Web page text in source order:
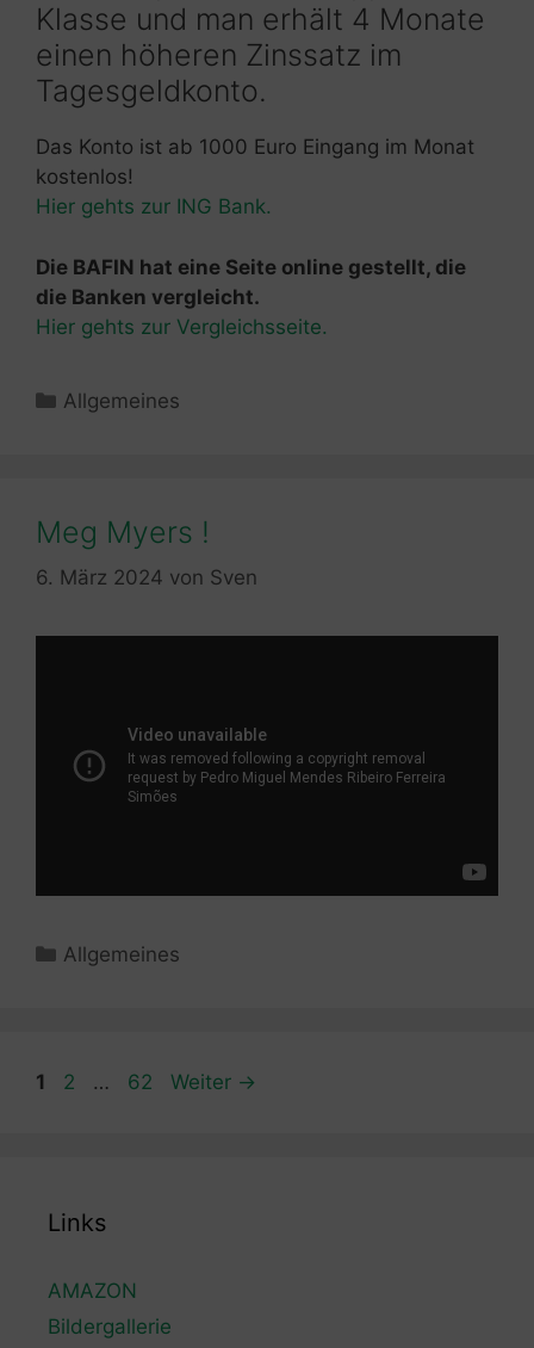
Klasse und man erhält 4 Monate
einen höheren Zinssatz im
Tagesgeldkonto.
Das Konto ist ab 1000 Euro Eingang im Monat
kostenlos!
Hier gehts zur ING Bank.
Die BAFIN hat eine Seite online gestellt, die
die Banken vergleicht.
Hier gehts zur Vergleichsseite.
Kategorien
Allgemeines
Meg Myers !
6. März 2024 von Sven
Kategorien
Allgemeines
Seite
1 Seite
2 … Seite
62 Weiter →
Links
AMAZON
Bildergallerie